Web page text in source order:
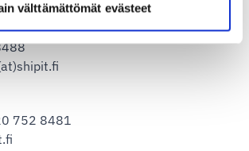
välttämättömät evästeet
752 8481